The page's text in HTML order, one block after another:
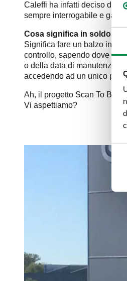
Caleffi ha infatti deciso di
sempre interrogabile e
Cosa significa in soldoni?
Significa fare un balzo in
controllo, sapendo dove
o della data di
accedendo ad un unico
Ah, il progetto Scan To BIM
Vi aspettiamo?